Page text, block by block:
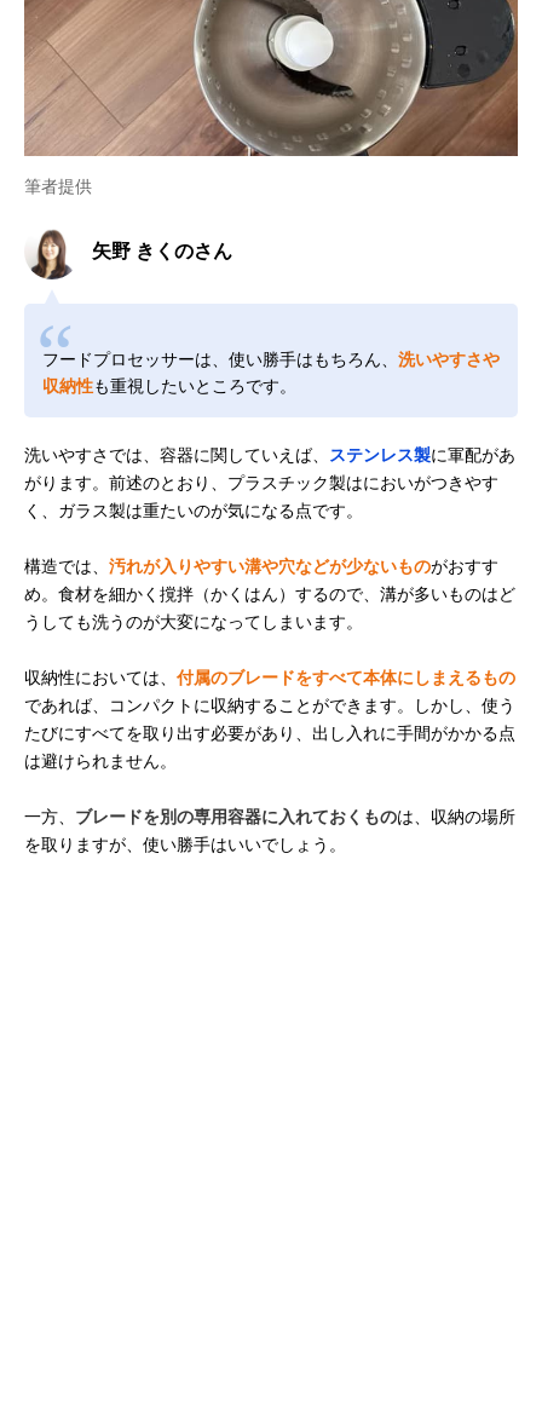
筆者提供
矢野 きくのさん
フードプロセッサーは、使い勝手はもちろん、 洗いやすさや
収納性も重視したいところです。
洗いやすさでは、容器に関していえば、 ステンレス製に軍配があ
がります。前述のとおり、プラスチック製はにおいがつきやす
く、ガラス製は重たいのが気になる点です。
構造では、 汚れが入りやすい溝や穴などが少ないものがおすす
め。食材を細かく撹拌（かくはん）するので、溝が多いものはど
うしても洗うのが大変になってしまいます。
収納性においては、 付属のブレードをすべて本体にしまえるもの
であれば、コンパクトに収納することができます。しかし、使う
たびにすべてを取り出す必要があり、出し入れに手間がかかる点
は避けられません。
一方、 ブレードを別の専用容器に入れておくものは、収納の場所
を取りますが、使い勝手はいいでしょう。